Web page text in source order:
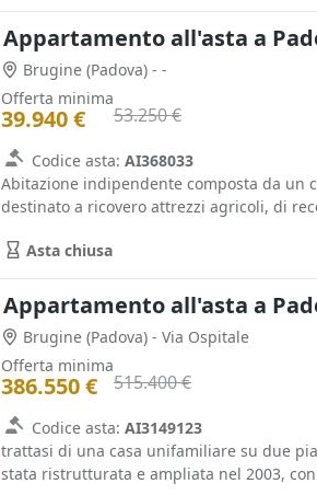
Appartamento all'asta a
Brugine (Padova) - -
Offerta minima
39.940 € 53.250 €
Codice asta: AI368033
Abitazione indipendente composta da un
destinato a ricovero attrezzi agricoli, di
Asta chiusa
Appartamento all'asta a
Brugine (Padova) - Via Ospitale
Offerta minima
386.550 € 515.400 €
Codice asta: AI3149123
trattasi di una casa unifamiliare su due
stata ristrutturata e ampliata nel 2003, con